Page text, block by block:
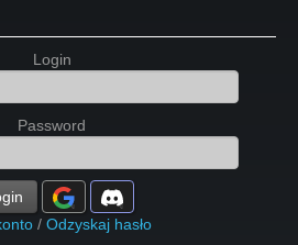
Login
Password
/ Odzyskaj hasło